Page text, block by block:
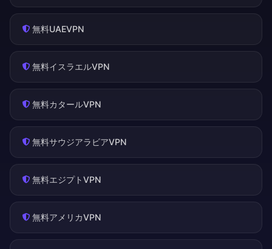
無料UAEVPN
無料イスラエルVPN
無料カタールVPN
無料サウジアラビアVPN
無料エジプトVPN
無料アメリカVPN